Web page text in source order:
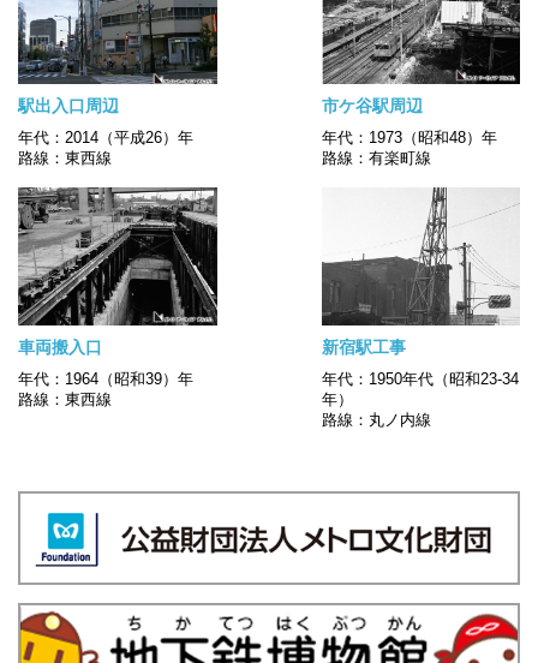
駅出入口周辺
年代：2014（平成26）年
路線：東西線
市ケ谷駅周辺
年代：1973（昭和48）年
路線：有楽町線
車両搬入口
年代：1964（昭和39）年
路線：東西線
新宿駅工事
年代：1950年代（昭和23-34
年）
路線：丸ノ内線